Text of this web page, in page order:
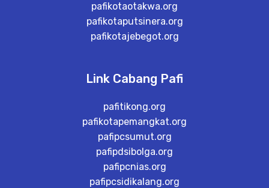
pafikotaotakwa.org
pafikotaputsinera.org
pafikotajebegot.org
Link Cabang Pafi
pafitikong.org
pafikotapemangkat.org
pafipcsumut.org
pafipdsibolga.org
pafipcnias.org
pafipcsidikalang.org